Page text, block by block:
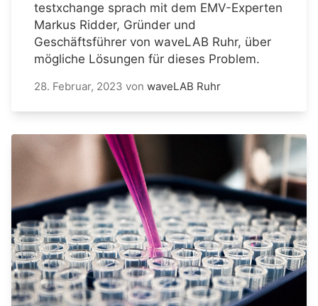
testxchange sprach mit dem EMV-Experten
Markus Ridder, Gründer und
Geschäftsführer von waveLAB Ruhr, über
mögliche Lösungen für dieses Problem.
28. Februar, 2023 von waveLAB Ruhr